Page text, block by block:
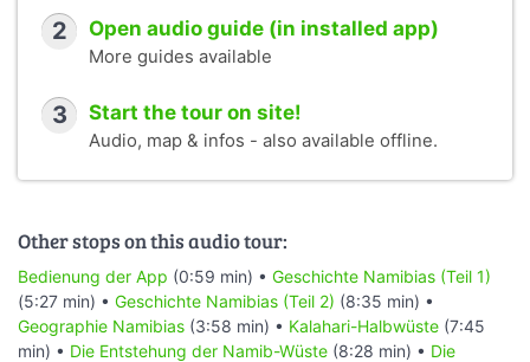
2 Open audio guide (in installed app)
More guides available
3 Start the tour on site!
Audio, map & infos - also available offline.
Other stops on this audio tour:
Bedienung der App (0:59 min) • Geschichte Namibias (Teil 1)
(5:27 min) • Geschichte Namibias (Teil 2) (8:35 min) •
Geographie Namibias (3:58 min) • Kalahari-Halbwüste (7:45
min) • Die Entstehung der Namib-Wüste (8:28 min) • Die